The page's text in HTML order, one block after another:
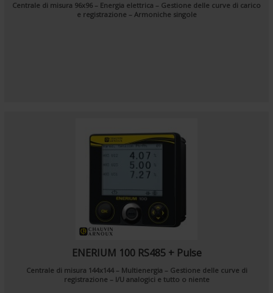
Centrale di misura 96x96 – Energia elettrica – Gestione delle curve di carico
e registrazione – Armoniche singole
ENERIUM 100 RS485 + Pulse
Centrale di misura 144x144 – Multienergia – Gestione delle curve di
registrazione – I/U analogici e tutto o niente